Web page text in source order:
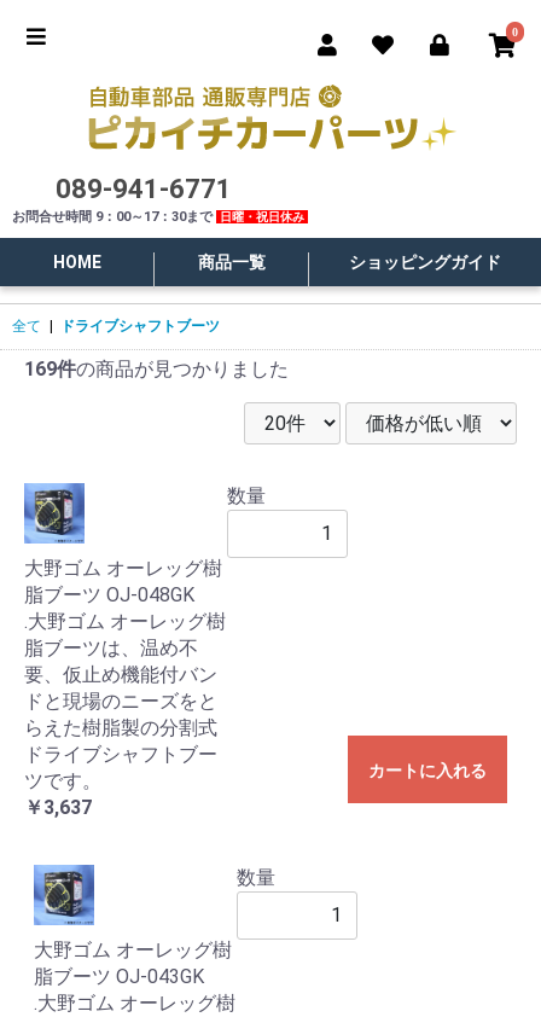
0
089-941-6771
お問合せ時間 9：00～17：30まで 日曜・祝日休み
HOME 商品一覧 ショッピングガイド
全て | ドライブシャフトブーツ
169件の商品が見つかりました
大野ゴム オーレッグ樹
脂ブーツ OJ-048GK
.大野ゴム オーレッグ樹
脂ブーツは、温め不
要、仮止め機能付バン
ドと現場のニーズをと
らえた樹脂製の分割式
ドライブシャフトブー
ツです。
￥3,637
数量
カートに入れる
大野ゴム オーレッグ樹
脂ブーツ OJ-043GK
.大野ゴム オーレッグ樹
数量